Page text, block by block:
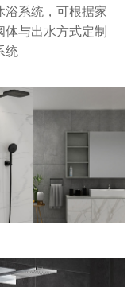
浴系统，可根据家
与出水方式定制
统